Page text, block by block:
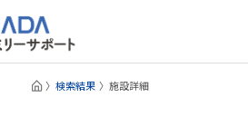
検索結果 施設詳細